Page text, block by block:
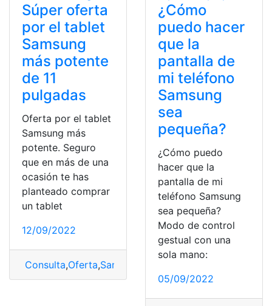
Súper oferta
por el tablet
Samsung
más potente
de 11
pulgadas
Oferta por el tablet
Samsung más
potente. Seguro
que en más de una
ocasión te has
planteado comprar
un tablet
12/09/2022
Consulta,Oferta,Samsung
¿Cómo
puedo hacer
que la
pantalla de
mi teléfono
Samsung
sea
pequeña?
¿Cómo puedo
hacer que la
pantalla de mi
teléfono Samsung
sea pequeña?
Modo de control
gestual con una
sola mano:
05/09/2022